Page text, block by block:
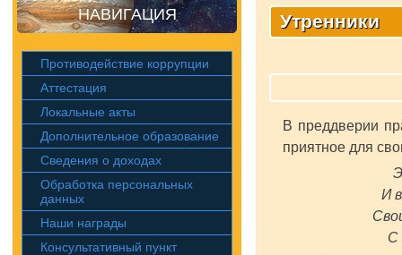
НАВИГАЦИЯ
Противодействие коррупции
Аттестация
Локальные акты
Дополнительное образование
Сведения о доходах
Обработка персональных
данных
Наши награды
Консультативный пункт
Утренники
В преддверии
приятное для
И
С